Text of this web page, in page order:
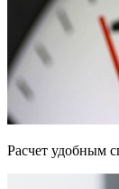
Расчет удобным